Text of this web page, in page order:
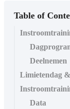
Table of
Deelnemen
Limietendag &
Data